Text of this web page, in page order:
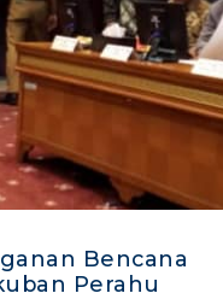
Bencana
Perahu